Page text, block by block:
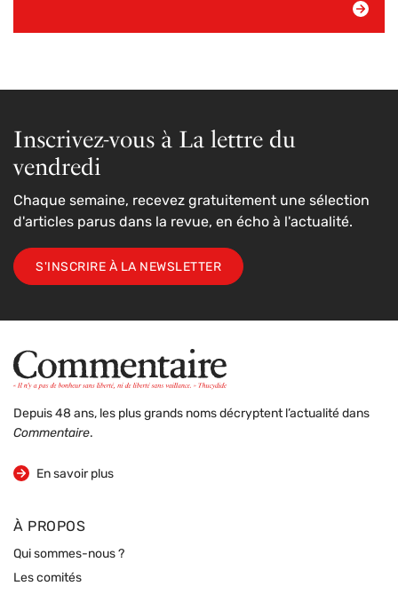
Inscrivez-vous à La lettre du
vendredi
Chaque semaine, recevez gratuitement une sélection
d'articles parus dans la revue, en écho à l'actualité.
S'INSCRIRE À LA NEWSLETTER
Depuis 48 ans, les plus grands noms décryptent l’actualité dans
Commentaire.
En savoir plus
sur la revue
À PROPOS
Qui sommes-nous ?
Les comités